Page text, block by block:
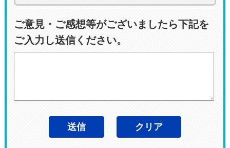
ご意見・ご感想等がございましたら下記を
ご入力し送信ください。